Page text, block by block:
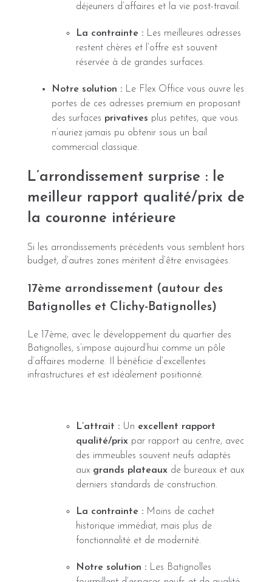
déjeuners d’affaires et la vie post-travail.
La contrainte : Les meilleures adresses
restent chères et l’offre est souvent
réservée à de grandes surfaces.
Notre solution : Le Flex Office vous ouvre les
portes de ces adresses premium en proposant
des surfaces privatives plus petites, que vous
n’auriez jamais pu obtenir sous un bail
commercial classique.
L’arrondissement surprise : le
meilleur rapport qualité/prix de
la couronne intérieure
Si les arrondissements précédents vous semblent hors
budget, d’autres zones méritent d’être envisagées.
17ème arrondissement (autour des
Batignolles et Clichy-Batignolles)
Le 17ème, avec le développement du quartier des
Batignolles, s’impose aujourd’hui comme un pôle
d’affaires moderne. Il bénéficie d’excellentes
infrastructures et est idéalement positionné.
L’attrait : Un excellent rapport
qualité/prix par rapport au centre, avec
des immeubles souvent neufs adaptés
aux grands plateaux de bureaux et aux
derniers standards de construction.
La contrainte : Moins de cachet
historique immédiat, mais plus de
fonctionnalité et de modernité.
Notre solution : Les Batignolles